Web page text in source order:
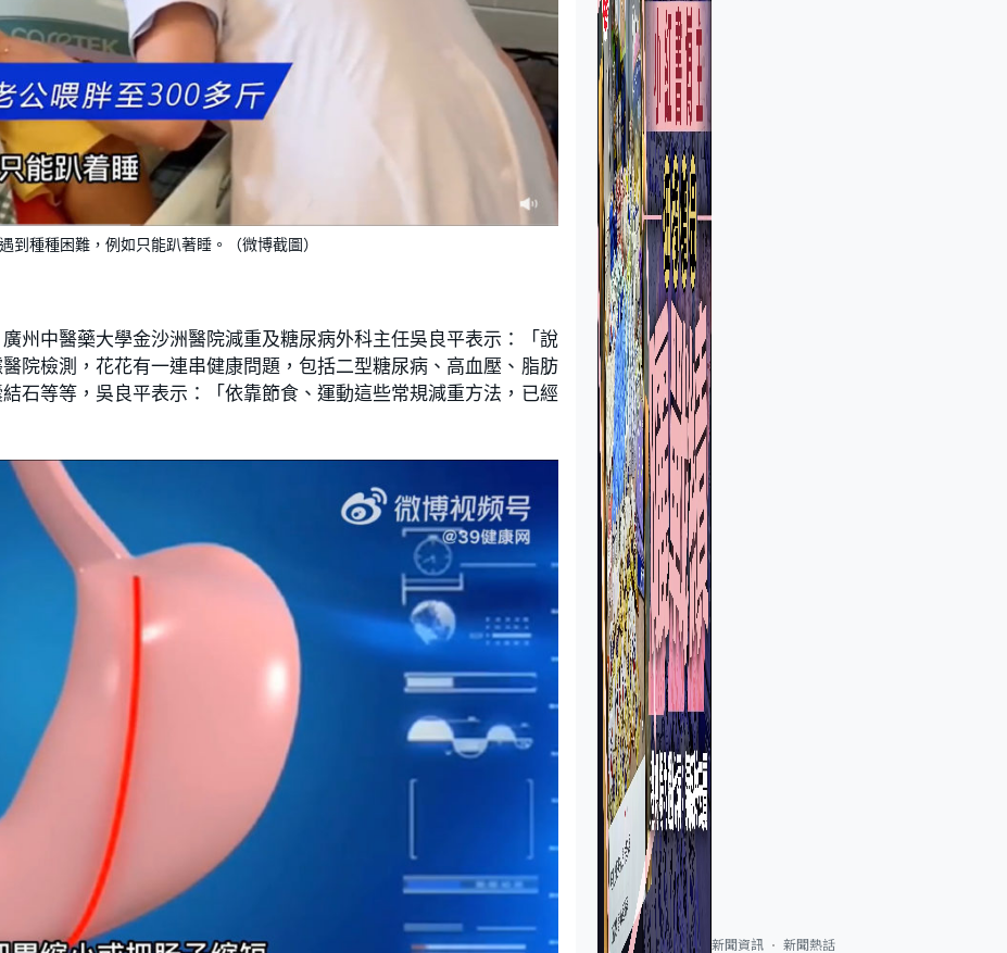
到種種困難，例如只能趴著睡。（微博截圖）
州中醫藥大學金沙洲醫院減重及糖尿病外科主任吳良平表示：「說
院檢測，花花有一連串健康問題，包括二型糖尿病、高血壓、脂肪
石等等，吳良平表示：「依靠節食、運動這些常規減重方法，已經
新聞資訊 新聞熱話